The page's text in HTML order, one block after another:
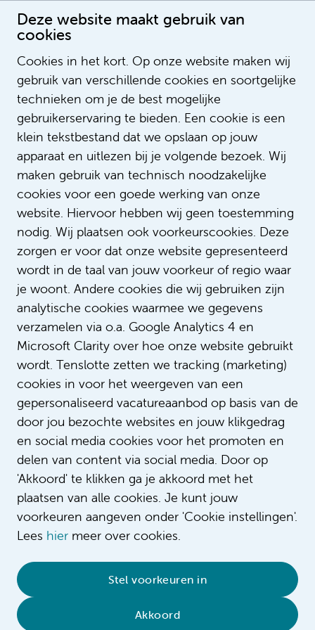
Deze website maakt gebruik van
cookies
Cookies in het kort. Op onze website maken wij
gebruik van verschillende cookies en soortgelijke
technieken om je de best mogelijke
gebruikerservaring te bieden. Een cookie is een
klein tekstbestand dat we opslaan op jouw
apparaat en uitlezen bij je volgende bezoek. Wij
maken gebruik van technisch noodzakelijke
cookies voor een goede werking van onze
website. Hiervoor hebben wij geen toestemming
nodig. Wij plaatsen ook voorkeurscookies. Deze
zorgen er voor dat onze website gepresenteerd
wordt in de taal van jouw voorkeur of regio waar
je woont. Andere cookies die wij gebruiken zijn
analytische cookies waarmee we gegevens
verzamelen via o.a. Google Analytics 4 en
Microsoft Clarity over hoe onze website gebruikt
wordt. Tenslotte zetten we tracking (marketing)
cookies in voor het weergeven van een
gepersonaliseerd vacatureaanbod op basis van de
door jou bezochte websites en jouw klikgedrag
en social media cookies voor het promoten en
delen van content via social media. Door op
'Akkoord' te klikken ga je akkoord met het
plaatsen van alle cookies. Je kunt jouw
voorkeuren aangeven onder 'Cookie instellingen'.
Lees hier meer over cookies.
Stel voorkeuren in
Akkoord
Verpleegkundige Neurologie en Neurochirurgie
Publication date: 30-1-2024 00:00:00
LegendSorting
ListOrderValue
LegendNotification
LegendContent
SubTitle
ImageUrl
VideoID
https://youtu.be/5PW0I2yL6gU?
si=flVkzaRimj2bj9bD
AspectRatio
LinkTitle
LinkUrl
LinkTarget
_self
Intro
Cookieverklaring • Sitemap